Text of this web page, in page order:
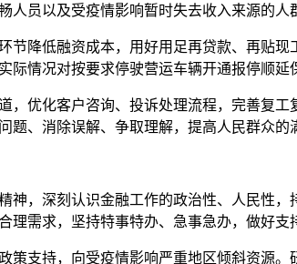
员以及受疫情影响暂时失去收入来源的人
降低融资成本，用好用足再贷款、再贴现
情况对按要求停驶营运车辆开通报停顺延
优化客户咨询、投诉处理流程，完善复工
、消除误解、争取理解，提高人民群众的
深刻认识金融工作的政治性、人民性，
需求，坚持特事特办、急事急办，做好支
支持，向受疫情影响严重地区倾斜资源。